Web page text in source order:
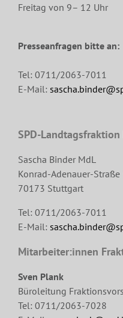
Freitag von 9– 12 Uhr
Presseanfragen bitte an:
Tel: 0711/2063-7011
E-Mail:
SPD-
Sascha Binder MdL
Konrad-Adenauer-Straße
70173 Stuttgart
Tel: 0711/2063-7011
E-Mail:
Mitarbeiter:innen
Sven Plank
Büroleitung
Tel: 0711/2063-7028